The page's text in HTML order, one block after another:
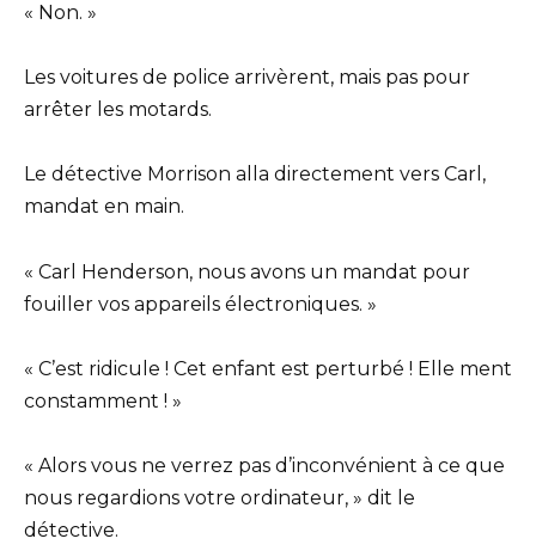
« Non. »
Les voitures de police arrivèrent, mais pas pour
arrêter les motards.
Le détective Morrison alla directement vers Carl,
mandat en main.
« Carl Henderson, nous avons un mandat pour
fouiller vos appareils électroniques. »
« C’est ridicule ! Cet enfant est perturbé ! Elle ment
constamment ! »
« Alors vous ne verrez pas d’inconvénient à ce que
nous regardions votre ordinateur, » dit le
détective.